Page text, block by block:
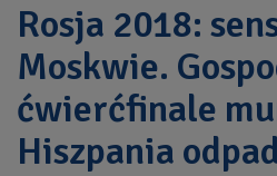
Rosja 2018:
Moskwie.
ćwierćfinale
Hiszpania